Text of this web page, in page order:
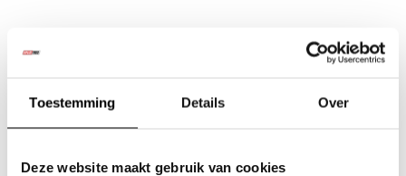
Toestemming Details Over
Deze website maakt gebruik van cookies